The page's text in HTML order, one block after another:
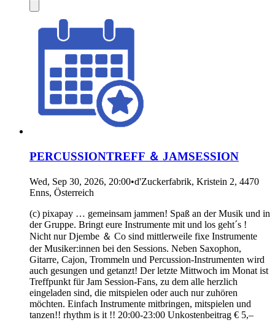
PERCUSSIONTREFF ＆ JAMSESSION
Wed, Sep 30, 2026, 20:00•d'Zuckerfabrik, Kristein 2, 4470
Enns, Österreich
(c) pixapay … gemeinsam jammen! Spaß an der Musik und in
der Gruppe. Bringt eure Instrumente mit und los geht´s !
Nicht nur Djembe ＆ Co sind mittlerweile fixe Instrumente
der Musiker:innen bei den Sessions. Neben Saxophon,
Gitarre, Cajon, Trommeln und Percussion-Instrumenten wird
auch gesungen und getanzt! Der letzte Mittwoch im Monat ist
Treffpunkt für Jam Session-Fans, zu dem alle herzlich
eingeladen sind, die mitspielen oder auch nur zuhören
möchten. Einfach Instrumente mitbringen, mitspielen und
tanzen!! rhythm is it !! 20:00-23:00 Unkostenbeitrag € 5,–